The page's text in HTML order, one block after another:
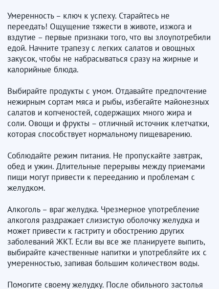
Умеренность – ключ к успеху. Старайтесь не
переедать! Ощущение тяжести в животе, изжога и
вздутие – первые признаки того, что вы злоупотребили
едой. Начните трапезу с легких салатов и овощных
закусок, чтобы не набрасываться сразу на жирные и
калорийные блюда.
Выбирайте продукты с умом. Отдавайте предпочтение
нежирным сортам мяса и рыбы, избегайте майонезных
салатов и копченостей, содержащих много жира и
соли. Овощи и фрукты – отличный источник клетчатки,
которая способствует нормальному пищеварению.
Соблюдайте режим питания. Не пропускайте завтрак,
обед и ужин. Длительные перерывы между приемами
пищи могут привести к перееданию и проблемам с
желудком.
Алкоголь – враг желудка. Чрезмерное употребление
алкоголя раздражает слизистую оболочку желудка и
может привести к гастриту и обострению других
заболеваний ЖКТ. Если вы все же планируете выпить,
выбирайте качественные напитки и употребляйте их с
умеренностью, запивая большим количеством воды.
Помогите своему желудку. После обильного застолья